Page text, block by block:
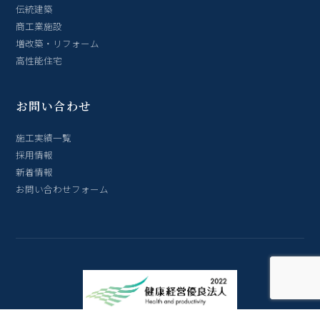
伝統建築
商工業施設
増改築・リフォーム
高性能住宅
お問い合わせ
施工実績一覧
採用情報
新着情報
お問い合わせフォーム